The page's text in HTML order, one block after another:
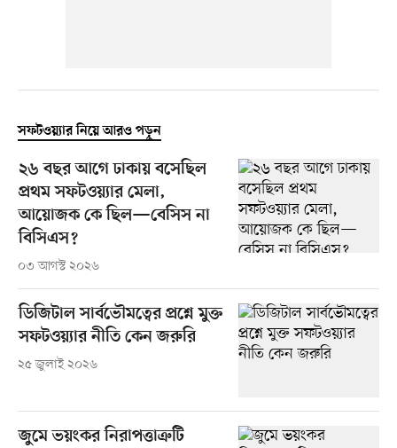
সফটওয়্যার নিয়ে আরও পড়ুন
২৬ বছর আগে ঢাকায় বসেছিল
প্রথম সফটওয়্যার মেলা,
আয়োজক কে ছিল—বেসিস না
বিসিএস?
০৩ আগস্ট ২০২৬
ডিজিটাল সার্বভৌমত্বের প্রশ্নে মুক্ত
সফটওয়্যার নীতি কেন জরুরি
২৫ জুলাই ২০২৬
জুমে ভয়ংকর নিরাপত্তাত্রুটি